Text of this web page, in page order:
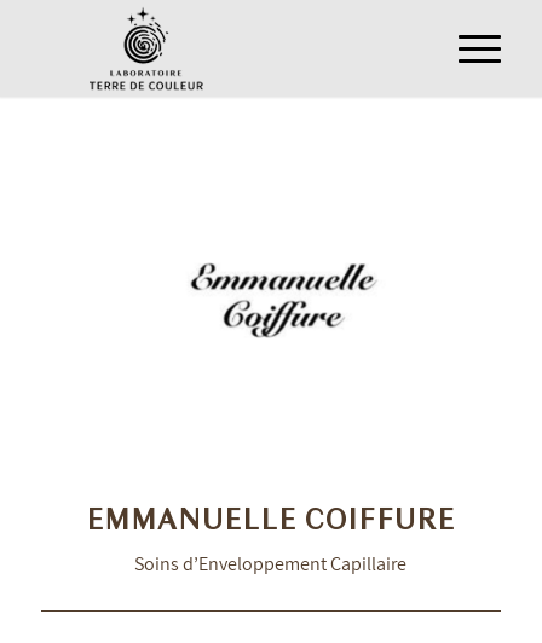
EMMANUELLE COIFFURE
Soins d’Enveloppement Capillaire